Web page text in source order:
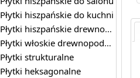
Płytki hiszpańskie do kuchni
Płytki hiszpańskie drewnopodobne
Płytki włoskie drewnopodobne
Płytki strukturalne
Płytki heksagonalne